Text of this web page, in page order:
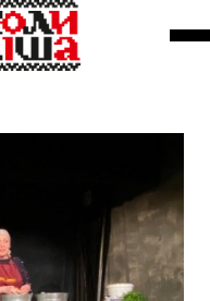
«Кицька
у